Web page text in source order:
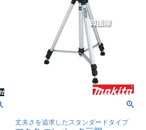
丈夫さを追求したスタンダードタイプ